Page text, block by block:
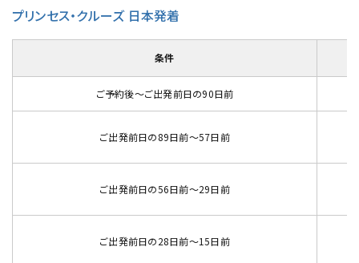
プリンセス・クルーズ 日本発着
条件
ご予約後～ご出発前日の90日前
ご出発前日の89日前～57日前
ご出発前日の56日前～29日前
ご出発前日の28日前～15日前